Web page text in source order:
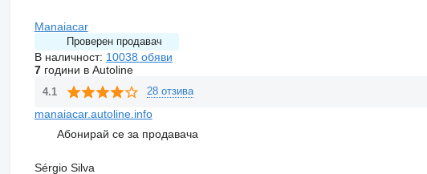
Manaiacar
Проверен продавач
В наличност: 10038 обяви
7години в Autoline
4.1 28 отзива
manaiacar.autoline.info
Абонирай се за продавача
Sérgio Silva